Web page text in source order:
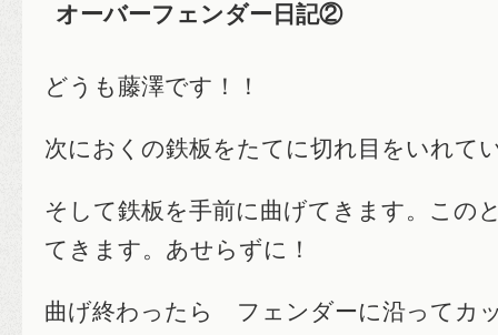
オーバーフェンダー日記②
どうも藤澤です！！
次におくの鉄板をたてに切れ目をいれて
そして鉄板を手前に曲げてきます。この
てきます。あせらずに！
曲げ終わったら フェンダーに沿ってカ